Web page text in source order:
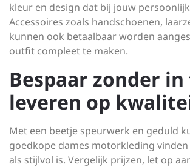
kleur en design dat bij jouw
Accessoires zoals handschoenen,
kunnen ook betaalbaar worden
outfit compleet te maken.
Bespaar zonder in
leveren op
Met een beetje speurwerk en geduld
goedkope dames motorkleding vinden
als stijlvol is. Vergelijk prijzen, let op